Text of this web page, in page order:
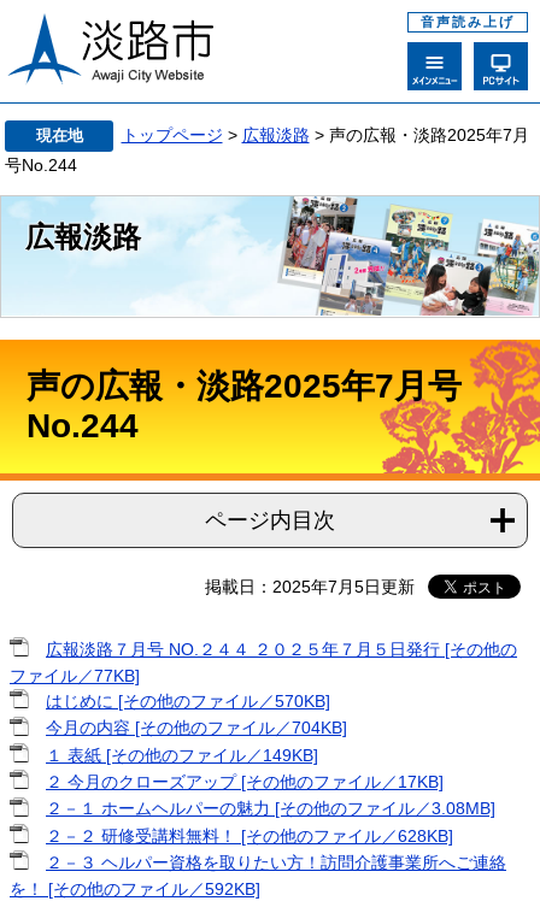
音声読み上げ
現在地 トップページ > 広報淡路 > 声の広報・淡路2025年7月
号No.244
広報淡路
声の広報・淡路2025年7月号
No.244
ページ内目次
掲載日：2025年7月5日更新
広報淡路７月号 NO.２４４ ２０２５年７月５日発行 [その他の
ファイル／77KB]
はじめに [その他のファイル／570KB]
今月の内容 [その他のファイル／704KB]
１ 表紙 [その他のファイル／149KB]
２ 今月のクローズアップ [その他のファイル／17KB]
２－１ ホームヘルパーの魅力 [その他のファイル／3.08MB]
２－２ 研修受講料無料！ [その他のファイル／628KB]
２－３ ヘルパー資格を取りたい方！訪問介護事業所へご連絡
を！ [その他のファイル／592KB]